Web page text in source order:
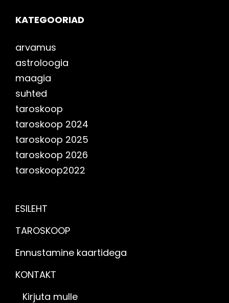
Pilgu
KATEGOORIAD
arvamus
astroloogia
maagia
suhted
taroskoop
taroskoop 2024
taroskoop 2025
taroskoop 2026
taroskoop2022
ESILEHT
TAROSKOOP
Ennustamine kaartidega
KONTAKT
Kirjuta mulle